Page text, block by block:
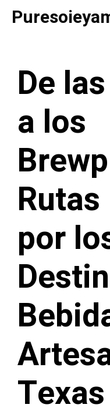
Saltar
De
a los
por
Texas